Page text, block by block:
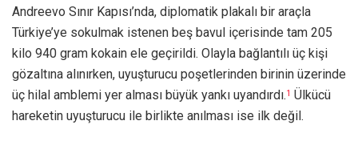
Andreevo Sınır Kapısı’nda, diplomatik plakalı bir araçla
Türkiye’ye sokulmak istenen beş bavul içerisinde tam 205
kilo 940 gram kokain ele geçirildi. Olayla bağlantılı üç kişi
gözaltına alınırken, uyuşturucu poşetlerinden birinin üzerinde
üç hilal amblemi yer alması büyük yankı uyandırdı.1
Ülkücü
hareketin uyuşturucu ile birlikte anılması ise ilk değil.